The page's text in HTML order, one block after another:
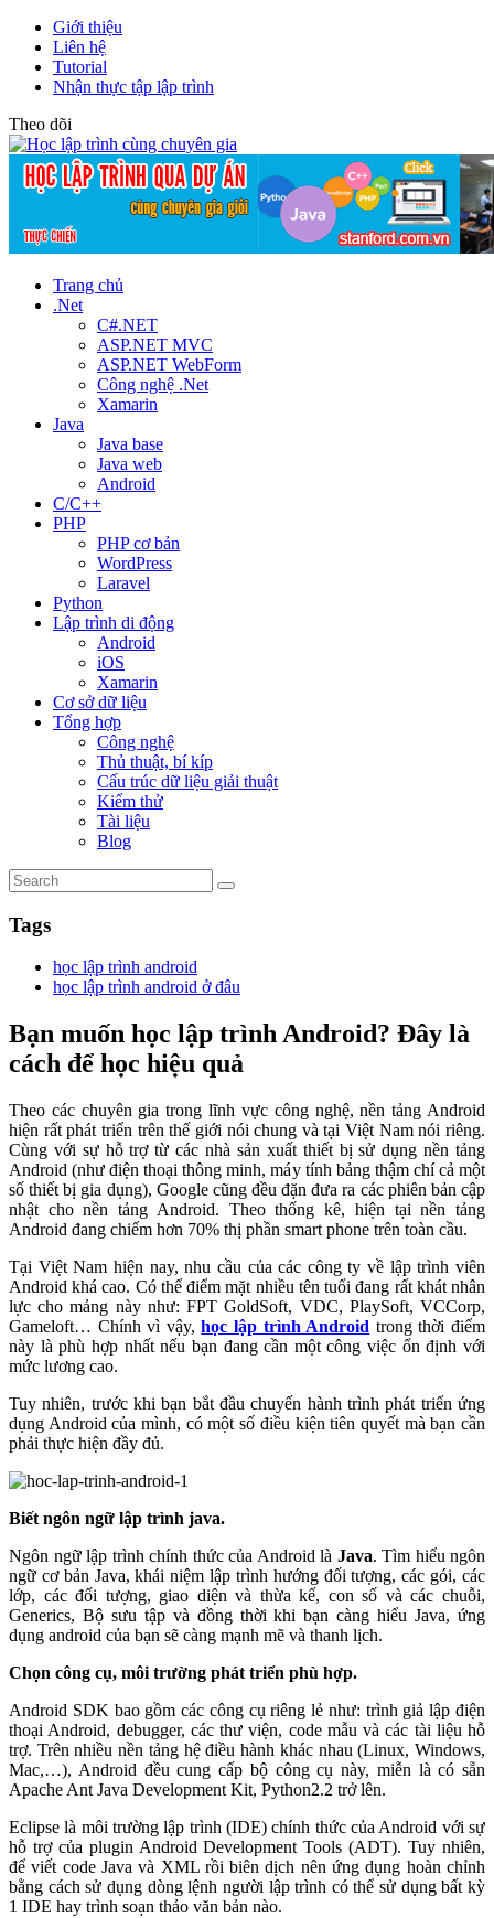
Giới thiệu
Liên hệ
Tutorial
Nhận thực tập lập trình
Theo dõi
Trang chủ
.Net
C#.NET
ASP.NET MVC
ASP.NET WebForm
Công nghệ .Net
Xamarin
Java
Java base
Java web
Android
C/C++
PHP
PHP cơ bản
WordPress
Laravel
Python
Lập trình di động
Android
iOS
Xamarin
Cơ sở dữ liệu
Tổng hợp
Công nghệ
Thủ thuật, bí kíp
Cấu trúc dữ liệu giải thuật
Kiểm thử
Tài liệu
Blog
Tags
học lập trình android
học lập trình android ở đâu
Bạn muốn học lập trình Android? Đây là
cách để học hiệu quả
Theo các chuyên gia trong lĩnh vực công nghệ, nền tảng Android
hiện rất phát triển trên thế giới nói chung và tại Việt Nam nói riêng.
Cùng với sự hỗ trợ từ các nhà sản xuất thiết bị sử dụng nền tảng
Android (như điện thoại thông minh, máy tính bảng thậm chí cả một
số thiết bị gia dụng), Google cũng đều đặn đưa ra các phiên bản cập
nhật cho nền tảng Android. Theo thống kê, hiện tại nền tảng
Android đang chiếm hơn 70% thị phần smart phone trên toàn cầu.
Tại Việt Nam hiện nay, nhu cầu của các công ty về lập trình viên
Android khá cao. Có thể điểm mặt nhiều tên tuổi đang rất khát nhân
lực cho mảng này như: FPT GoldSoft, VDC, PlaySoft, VCCorp,
Gameloft… Chính vì vậy,học lập trình Android trong thời điểm
này là phù hợp nhất nếu bạn đang cần một công việc ổn định với
mức lương cao.
Tuy nhiên, trước khi bạn bắt đầu chuyến hành trình phát triển ứng
dụng Android của mình, có một số điều kiện tiên quyết mà bạn cần
phải thực hiện đầy đủ.
Biết ngôn ngữ lập trình java.
Ngôn ngữ lập trình chính thức của Android là Java. Tìm hiểu ngôn
ngữ cơ bản Java, khái niệm lập trình hướng đối tượng, các gói, các
lớp, các đối tượng, giao diện và thừa kế, con số và các chuỗi,
Generics, Bộ sưu tập và đồng thời khi bạn càng hiểu Java, ứng
dụng android của bạn sẽ càng mạnh mẽ và thanh lịch.
Chọn công cụ, môi trường phát triển phù hợp.
Android SDK bao gồm các công cụ riêng lẻ như: trình giả lập điện
thoại Android, debugger, các thư viện, code mẫu và các tài liệu hỗ
trợ. Trên nhiều nền tảng hệ điều hành khác nhau (Linux, Windows,
Mac,…), Android đều cung cấp bộ công cụ này, miễn là có sẵn
Apache Ant Java Development Kit, Python2.2 trở lên.
Eclipse là môi trường lập trình (IDE) chính thức của Android với sự
hỗ trợ của plugin Android Development Tools (ADT). Tuy nhiên,
để viết code Java và XML rồi biên dịch nên ứng dụng hoàn chỉnh
bằng cách sử dụng dòng lệnh người lập trình có thể sử dụng bất kỳ
1 IDE hay trình soạn thảo văn bản nào.